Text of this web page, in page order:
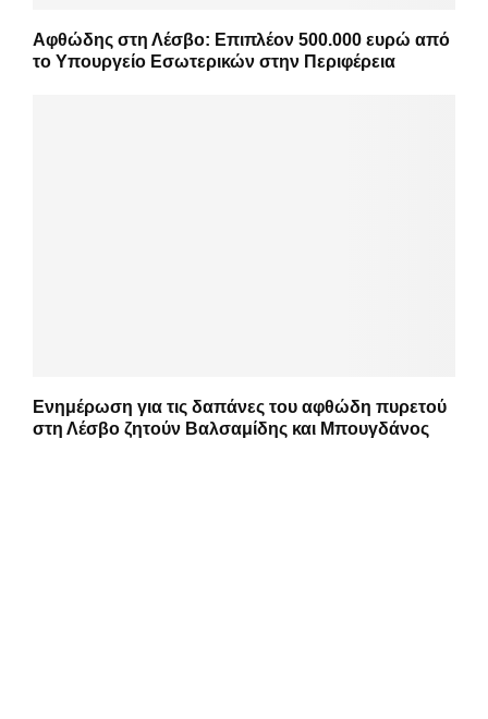
Αφθώδης στη Λέσβο: Επιπλέον 500.000 ευρώ από
το Υπουργείο Εσωτερικών στην Περιφέρεια
Ενημέρωση για τις δαπάνες του αφθώδη πυρετού
στη Λέσβο ζητούν Βαλσαμίδης και Μπουγδάνος